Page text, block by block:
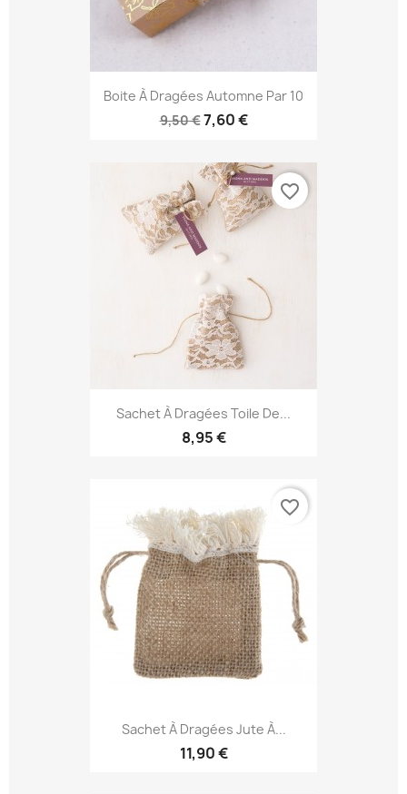
Boite À Dragées Automne Par 10
9,50 €7,60 €
Sachet À Dragées Toile De...
8,95 €
favorite_border
Sachet À Dragées Jute À...
11,90 €
favorite_border